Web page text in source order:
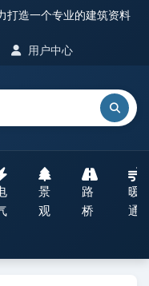
造一个专业的建筑资料
用户中心
景
观
路
桥
暖
通